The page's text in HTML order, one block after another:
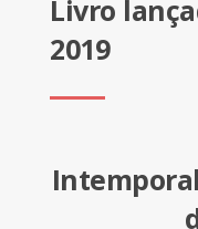
Livro
2019